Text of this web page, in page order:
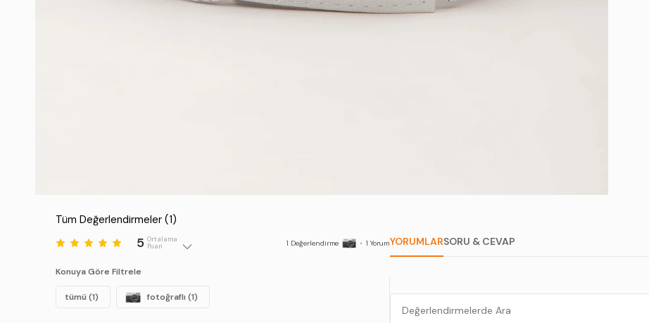
Tüm Değerlendirmeler (1)
5 Ortalama
Puan
1 Değerlendirme • 1 Yorum
Konuya Göre Filtrele
tümü (1) fotoğraflı (1)
YORUMLARSORU & CEVAP